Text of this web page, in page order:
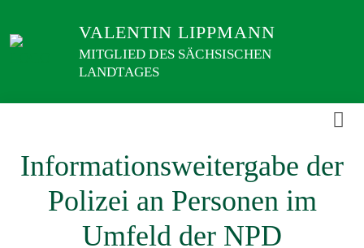
zum
VALENTIN LIPPMANN
MITGLIED DES SÄCHSISCHEN
LANDTAGES
Informationsweitergabe der
Polizei an Personen im
Umfeld der NPD